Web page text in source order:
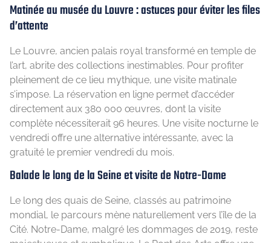
Matinée au musée du Louvre : astuces pour éviter les files
d’attente
Le Louvre, ancien palais royal transformé en temple de
l’art, abrite des collections inestimables. Pour profiter
pleinement de ce lieu mythique, une visite matinale
s’impose. La réservation en ligne permet d’accéder
directement aux 380 000 œuvres, dont la visite
complète nécessiterait 96 heures. Une visite nocturne le
vendredi offre une alternative intéressante, avec la
gratuité le premier vendredi du mois.
Balade le long de la Seine et visite de Notre-Dame
Le long des quais de Seine, classés au patrimoine
mondial, le parcours mène naturellement vers l’île de la
Cité. Notre-Dame, malgré les dommages de 2019, reste